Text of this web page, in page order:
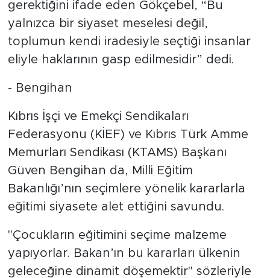
gerektiğini ifade eden Gökçebel, “Bu
yalnızca bir siyaset meselesi değil,
toplumun kendi iradesiyle seçtiği insanlar
eliyle haklarının gasp edilmesidir” dedi.
- Bengihan
Kıbrıs İşçi ve Emekçi Sendikaları
Federasyonu (KİEF) ve Kıbrıs Türk Amme
Memurları Sendikası (KTAMS) Başkanı
Güven Bengihan da, Milli Eğitim
Bakanlığı’nın seçimlere yönelik kararlarla
eğitimi siyasete alet ettiğini savundu.
"Çocukların eğitimini seçime malzeme
yapıyorlar. Bakan’ın bu kararları ülkenin
geleceğine dinamit döşemektir" sözleriyle